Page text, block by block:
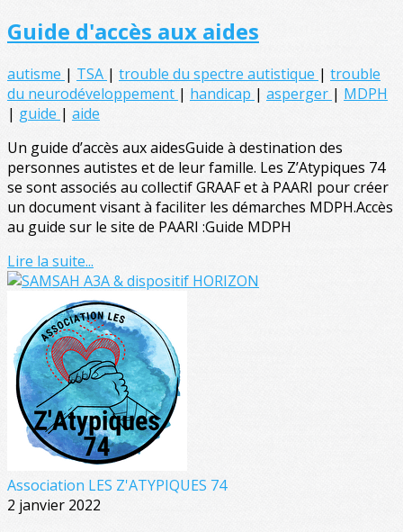
Guide d'accès aux aides
autisme | TSA | trouble du spectre autistique | trouble
du neurodéveloppement | handicap | asperger | MDPH
| guide | aide
Un guide d’accès aux aidesGuide à destination des
personnes autistes et de leur famille. Les Z’Atypiques 74
se sont associés au collectif GRAAF et à PAARI pour créer
un document visant à faciliter les démarches MDPH.Accès
au guide sur le site de PAARI :Guide MDPH
Lire la suite...
Association LES Z'ATYPIQUES 74
2 janvier 2022